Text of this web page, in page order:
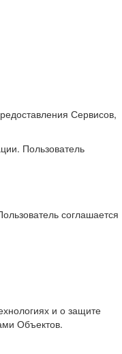
Сервисов,
Пользователь
соглашается
и о защите
Объектов.